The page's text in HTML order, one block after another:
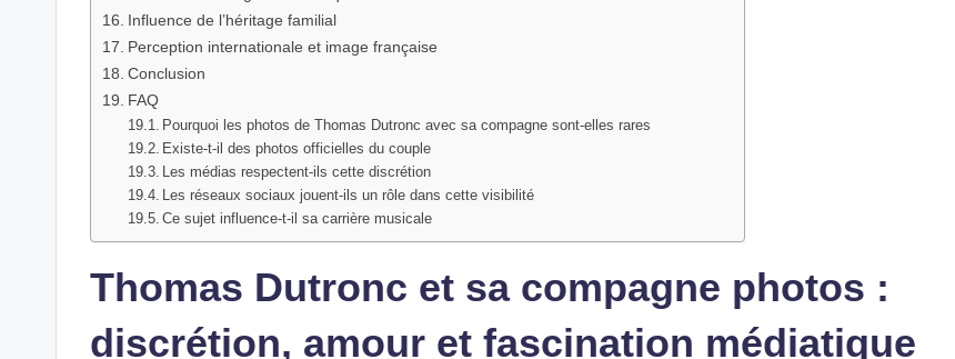
Influence de l’héritage familial
Perception internationale et image française
Conclusion
FAQ
Pourquoi les photos de Thomas Dutronc avec sa compagne sont-elles rares
Existe-t-il des photos officielles du couple
Les médias respectent-ils cette discrétion
Les réseaux sociaux jouent-ils un rôle dans cette visibilité
Ce sujet influence-t-il sa carrière musicale
Thomas Dutronc et sa compagne photos :
discrétion, amour et fascination médiatique